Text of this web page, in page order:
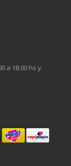
a 18.00 hs y